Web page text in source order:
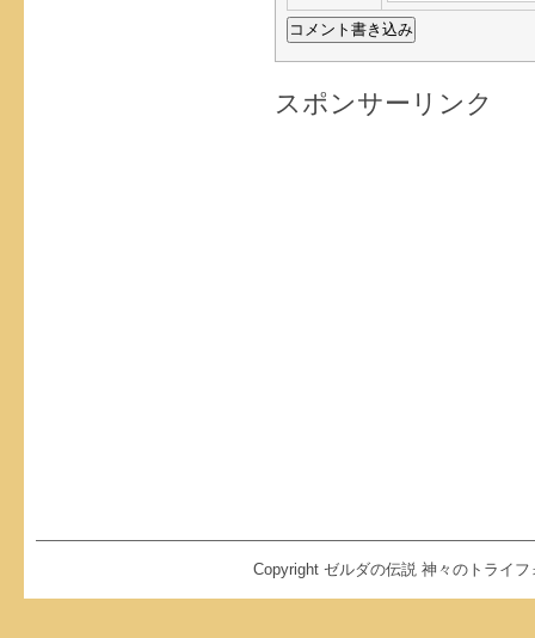
スポンサーリンク
Copyright ゼルダの伝説 神々のトライ